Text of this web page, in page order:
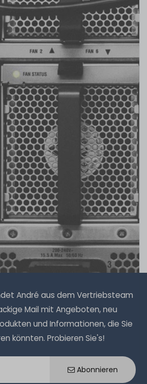
André aus dem Vertriebsteam
Mail mit Angeboten, neu
und Informationen, die Sie
könnten. Probieren Sie's!
Abonnieren